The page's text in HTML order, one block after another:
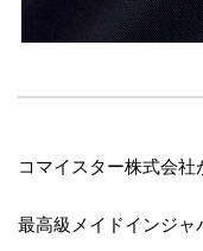
コマイスター株式会社
最高級メイドインジャ